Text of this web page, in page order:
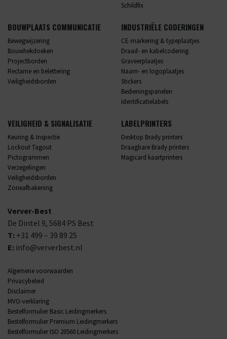
Schildfix
BOUWPLAATS COMMUNICATIE
Bewegwijzering
Bouwhekdoeken
Projectborden
Reclame en belettering
Veiligheidsborden
INDUSTRIËLE CODERINGEN
CE-markering & typeplaatjes
Draad- en kabelcodering
Graveerplaatjes
Naam- en logoplaatjes
Stickers
Bedieningspanelen
Identificatielabels
VEILIGHEID & SIGNALISATIE
Keuring & Inspectie
Lockout Tagout
Pictogrammen
Verzegelingen
Veiligheidsborden
Zoneafbakening
LABELPRINTERS
Desktop Brady printers
Draagbare Brady printers
Magicard kaartprinters
Verver-Best
De Dintel 9, 5684 PS Best
T: +31 499 – 39 89 25
E: info@ververbest.nl
Algemene voorwaarden
Privacybeleid
Disclaimer
MVO-verklaring
Bestelformulier Basic Leidingmerkers
Bestelformulier Premium Leidingmerkers
Bestelformulier ISO 20560 Leidingmerkers